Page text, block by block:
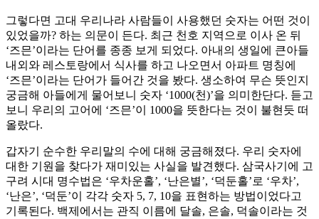
그렇다면 고대 우리나라 사람들이 사용했던 숫자는 어떤 것이
있었을까? 하는 의문이 든다. 최근 천호 지역으로 이사 온 뒤
‘즈믄’이라는 단어를 종종 보게 되었다. 아내의 생일에 큰아들
내외와 레스토랑에서 식사를 하고 나오면서 아파트 명칭에
‘즈믄’이라는 단어가 들어간 것을 봤다. 생소하여 무슨 뜻인지
궁금해 아들에게 물어보니 숫자 ‘1000(천)’을 의미한단다. 듣고
보니 우리의 고어에 ‘즈믄’이 1000을 뜻한다는 것이 불현듯 떠
올랐다.
갑자기 순수한 우리말의 수에 대해 궁금해졌다. 우리 숫자에
대한 기원을 찾다가 재미있는 사실을 발견했다. 삼국사기에 고
구려 시대 명수법은 ‘우차운홀’, ‘난은별’, ‘덕둔홀’로 ‘우차’,
‘난은’, ‘덕둔’이 각각 숫자 5, 7, 10을 표현하는 방법이었다고
기록된다. 백제에서는 관직 이름에 달솔, 은솔, 덕솔이라는 것